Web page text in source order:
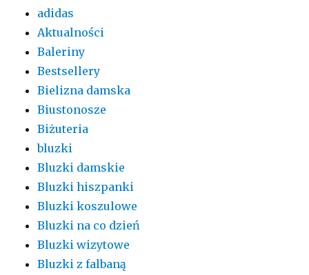
adidas
Aktualności
Baleriny
Bestsellery
Bielizna damska
Biustonosze
Biżuteria
bluzki
Bluzki damskie
Bluzki hiszpanki
Bluzki koszulowe
Bluzki na co dzień
Bluzki wizytowe
Bluzki z falbaną